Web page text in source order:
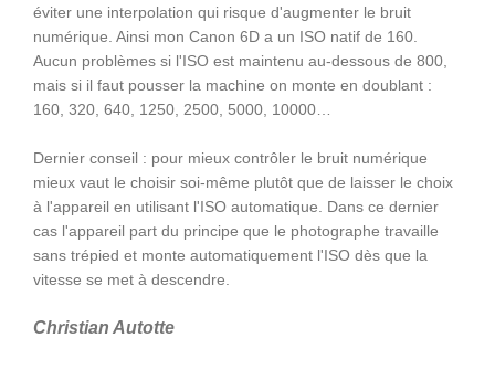
éviter une interpolation qui risque d'augmenter le bruit
numérique. Ainsi mon Canon 6D a un ISO natif de 160.
Aucun problèmes si l'ISO est maintenu au-dessous de 800,
mais si il faut pousser la machine on monte en doublant :
160, 320, 640, 1250, 2500, 5000, 10000…
Dernier conseil : pour mieux contrôler le bruit numérique
mieux vaut le choisir soi-même plutôt que de laisser le choix
à l'appareil en utilisant l'ISO automatique. Dans ce dernier
cas l'appareil part du principe que le photographe travaille
sans trépied et monte automatiquement l'ISO dès que la
vitesse se met à descendre.
Christian Autotte